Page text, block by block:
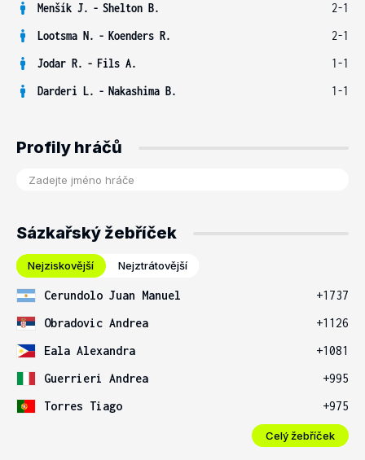
Menšík J. - Shelton B.
2-1
Lootsma N. - Koenders R.
2-1
Jodar R. - Fils A.
1-1
Darderi L. - Nakashima B. 1-1
Profily hráčů
Sázkařský žebříček
Nejziskovější Nejztrátovější
Cerundolo Juan Manuel
+1737
Obradovic Andrea
+1126
Eala Alexandra
+1081
Guerrieri Andrea
+995
Torres Tiago
+975
Celý žebříček